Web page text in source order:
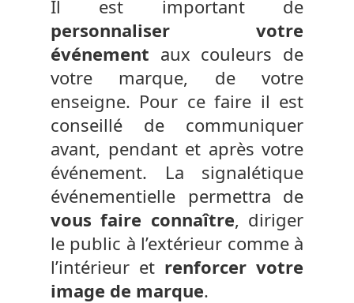
Il est important de
personnaliser votre
événement aux couleurs de
votre marque, de votre
enseigne. Pour ce faire il est
conseillé de communiquer
avant, pendant et après votre
événement. La signalétique
événementielle permettra de
vous faire connaître, diriger
le public à l’extérieur comme à
l’intérieur et renforcer votre
image de marque.